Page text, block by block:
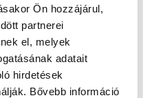
Ön hozzájárul,
partnerei
el, melyek
adatait
hirdetések
Bővebb információ